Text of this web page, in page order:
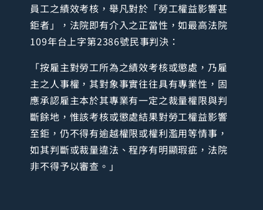
員工之績效考核，舉凡對於「勞工權益影響甚
鉅者」，法院即有介入之正當性，如最高法院
109年台上字第2386號民事判決：
「按雇主對勞工所為之績效考核或懲處，乃雇
主之人事權，其對象事實往往具有專業性，固
應承認雇主本於其專業有一定之裁量權限與判
斷餘地，惟該考核或懲處結果對勞工權益影響
至鉅，仍不得有逾越權限或權利濫用等情事，
如其判斷或裁量違法、程序有明顯瑕疵，法院
非不得予以審查。」